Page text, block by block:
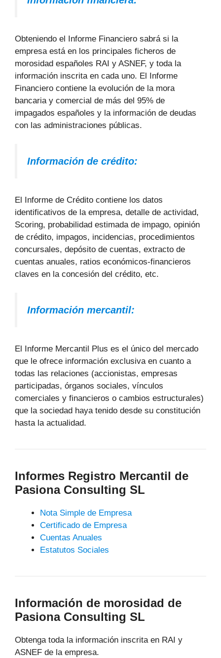
Obteniendo el Informe Financiero sabrá si la
empresa está en los principales ficheros de
morosidad españoles RAI y ASNEF, y toda la
información inscrita en cada uno. El Informe
Financiero contiene la evolución de la mora
bancaria y comercial de más del 95% de
impagados españoles y la información de deudas
con las administraciones públicas.
Información de crédito:
El Informe de Crédito contiene los datos
identificativos de la empresa, detalle de actividad,
Scoring, probabilidad estimada de impago, opinión
de crédito, impagos, incidencias, procedimientos
concursales, depósito de cuentas, extracto de
cuentas anuales, ratios económicos-financieros
claves en la concesión del crédito, etc.
Información mercantil:
El Informe Mercantil Plus es el único del mercado
que le ofrece información exclusiva en cuanto a
todas las relaciones (accionistas, empresas
participadas, órganos sociales, vínculos
comerciales y financieros o cambios estructurales)
que la sociedad haya tenido desde su constitución
hasta la actualidad.
Informes Registro Mercantil de
Pasiona Consulting SL
Nota Simple de Empresa
Certificado de Empresa
Cuentas Anuales
Estatutos Sociales
Información de morosidad de
Pasiona Consulting SL
Obtenga toda la información inscrita en RAI y
ASNEF de la empresa.